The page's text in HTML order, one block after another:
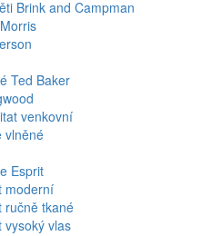
Brink and Campman
Ted Baker
venkovní
vlněné
Esprit
moderní
ručně tkané
vysoký vlas